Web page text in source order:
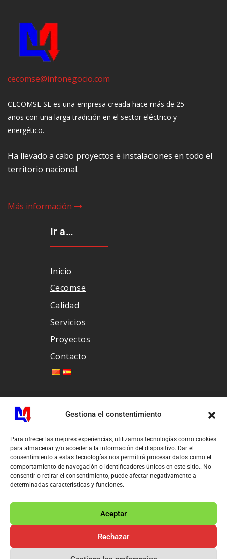
Gestiona el constentimiento
Para ofrecer las mejores experiencias, utilizamos tecnologías como cookies
para almacenar y/o acceder a la información del dispositivo. Dar el
consentimiento a estas tecnologías nos permitirá procesar datos como el
comportamiento de navegación o identificadores únicos en este sitio.. No
consentir o retirar el consentimiento, puede afectar negativamente a
determinadas características y funciones.
Aceptar
Rechazar
cecomse@infonegocio.com
CECOMSE SL es una empresa creada hace más de 25
años con una larga tradición en el sector eléctrico y
energético.
Ha llevado a cabo proyectos e instalaciones en todo el
territorio nacional.
Más información
Ir a…
Inicio
Cecomse
Calidad
Servicios
Proyectos
Contacto
Aviso legal
Privacidad de datos
Política de cookies (EU)
Accesibilidad